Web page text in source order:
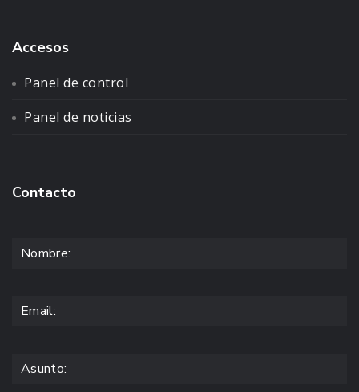
Accesos
Panel de control
Panel de noticias
Contacto